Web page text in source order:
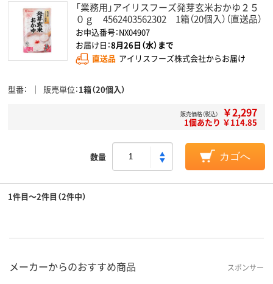
「業務用」アイリスフーズ発芽玄米おかゆ２５
０ｇ 4562403562302 1箱（20個入）（直送品）
お申込番号：NX04907
お届け日：8月26日（水）まで
直送品 アイリスフーズ株式会社からお届け
型番 販売単位 1箱（20個入）
販売価格（税込） ￥2,297
1個あたり ￥114.85
数量 カゴへ
1件目～2件目（2件中）
メーカーからのおすすめ商品 スポンサー